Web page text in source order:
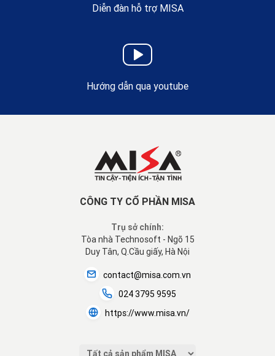
Diễn đàn hỗ trợ MISA
Hướng dẫn qua youtube
CÔNG TY CỔ PHẦN MISA
Trụ sở chính:
Tòa nhà Technosoft - Ngõ 15
Duy Tân, Q.Cầu giấy, Hà Nội
contact@misa.com.vn
024 3795 9595
https://www.misa.vn/